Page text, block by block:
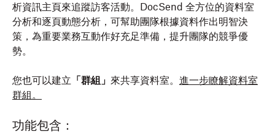
析資訊主頁來追蹤訪客活動。DocSend 全方位的資料室
分析和逐頁動態分析，可幫助團隊根據資料作出明智決
策，為重要業務互動作好充足準備，提升團隊的競爭優
勢。
您也可以建立 「群組」 來共享資料室。 進一步瞭解資料室
群組。
功能包含：